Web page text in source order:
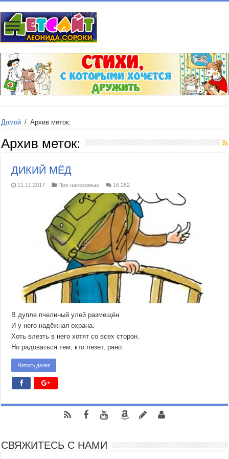
Домой / Архив меток:
Архив меток:
ДИКИЙ МЁД
11.11.2017 Про насекомых 16 252
В дупле пчелиный улей размещён.
И у него надёжная охрана.
Хоть влезть в него хотят со всех сторон.
Но радоваться тем, кто лезет, рано.
Читать далее
СВЯЖИТЕСЬ С НАМИ